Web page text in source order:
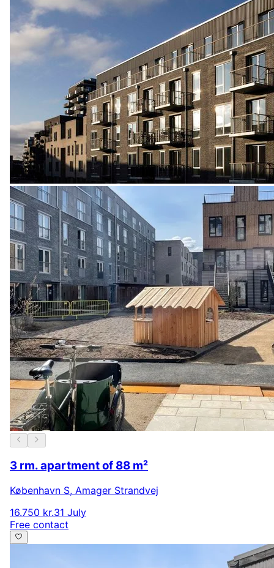
3 rm. apartment of 88 m²
København S, Amager Strandvej
16.750 kr.31 July
Free contact